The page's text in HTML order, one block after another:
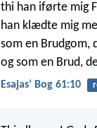
thi han iførte mig
han klædte mig
som en Brudgom,
og som en Brud,
Esajasʼ Bog 61:10